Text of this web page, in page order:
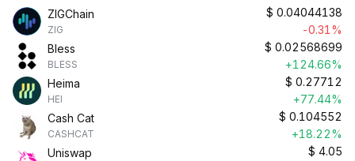
ZIGChain
ZIG
$ 0.04044138
-0.31%
Bless
BLESS
$ 0.02568699
+124.66%
Heima
HEI
$ 0.27712
+77.44%
Cash Cat
CASHCAT
$ 0.104552
+18.22%
Uniswap
$ 4.05